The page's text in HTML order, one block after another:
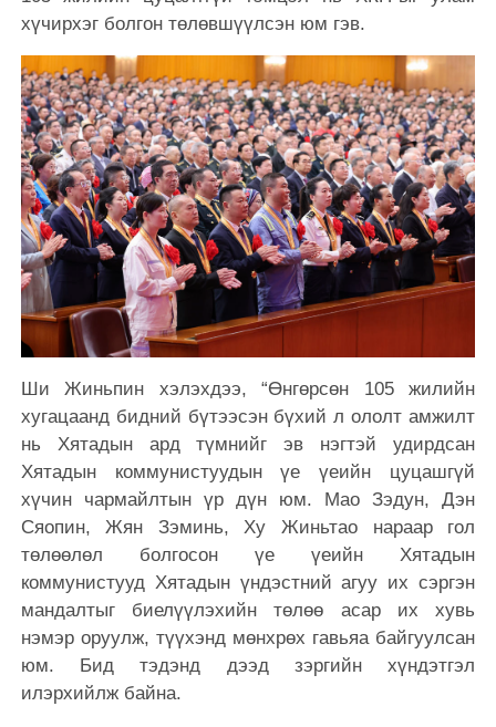
хүчирхэг болгон төлөвшүүлсэн юм гэв.
Ши Жиньпин хэлэхдээ, “Өнгөрсөн 105 жилийн
хугацаанд бидний бүтээсэн бүхий л ололт амжилт
нь Хятадын ард түмнийг эв нэгтэй удирдсан
Хятадын коммунистуудын үе үеийн цуцашгүй
хүчин чармайлтын үр дүн юм. Мао Зэдун, Дэн
Сяопин, Жян Зэминь, Ху Жиньтао нараар гол
төлөөлөл болгосон үе үеийн Хятадын
коммунистууд Хятадын үндэстний агуу их сэргэн
мандалтыг биелүүлэхийн төлөө асар их хувь
нэмэр оруулж, түүхэнд мөнхрөх гавьяа байгуулсан
юм. Бид тэдэнд дээд зэргийн хүндэтгэл
илэрхийлж байна.